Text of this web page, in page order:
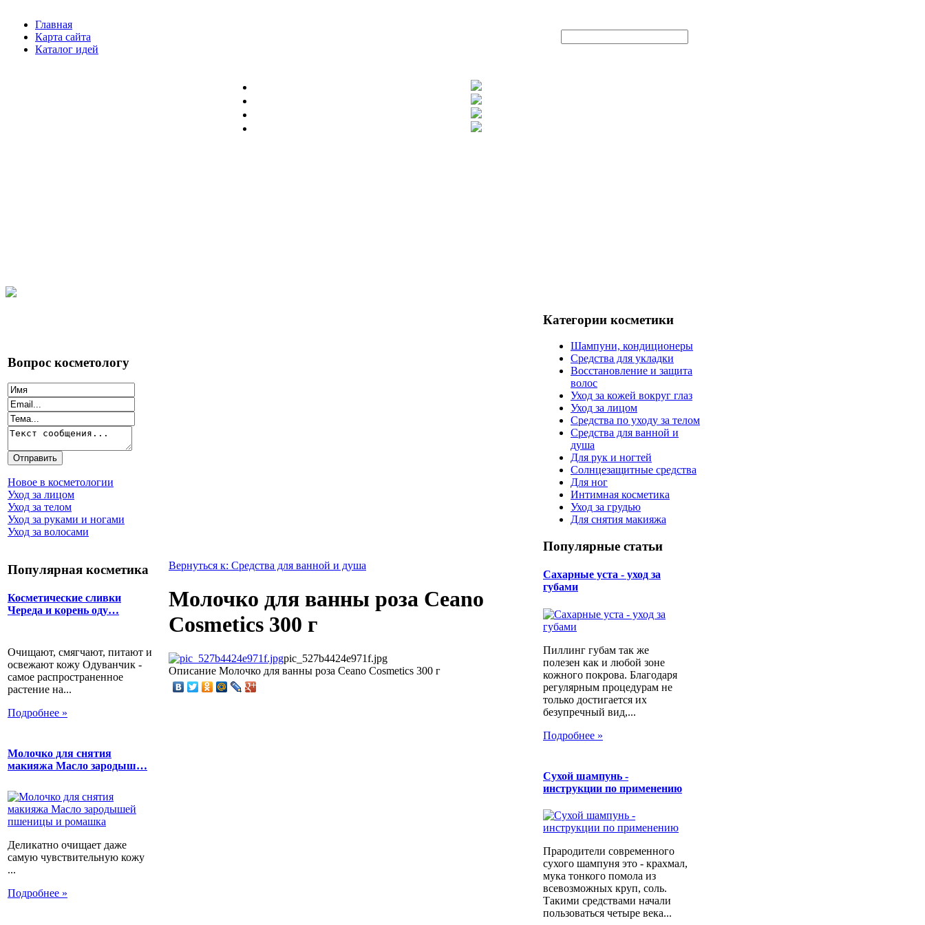
Главная
Карта сайта
Каталог идей
Вопрос косметологу
Новое в косметологии
Уход за лицом
Уход за телом
Уход за руками и ногами
Уход за волосами
Популярная косметика
Косметические сливки
Череда и корень оду…
Очищают, смягчают, питают и
освежают кожу Одуванчик -
самое распространенное
растение на...
Подробнее »
Молочко для снятия
макияжа Масло зародыш…
Деликатно очищает даже
самую чувствительную кожу
...
Подробнее »
Вернуться к: Средства для ванной и душа
Молочко для ванны роза Ceano
Cosmetics 300 г
pic_527b4424e971f.jpg
Описание Молочко для ванны роза Ceano Cosmetics 300 г
Категории косметики
Шампуни, кондиционеры
Средства для укладки
Восстановление и защита
волос
Уход за кожей вокруг глаз
Уход за лицом
Средства по уходу за телом
Средства для ванной и
душа
Для рук и ногтей
Солнцезащитные средства
Для ног
Интимная косметика
Уход за грудью
Для снятия макияжа
Популярные статьи
Сахарные уста - уход за
губами
Пиллинг губам так же
полезен как и любой зоне
кожного покрова. Благодаря
регулярным процедурам не
только достигается их
безупречный вид,...
Подробнее »
Сухой шампунь -
инструкции по применению
Прародители современного
сухого шампуня это - крахмал,
мука тонкого помола из
всевозможных круп, соль.
Такими средствами начали
пользоваться четыре века...